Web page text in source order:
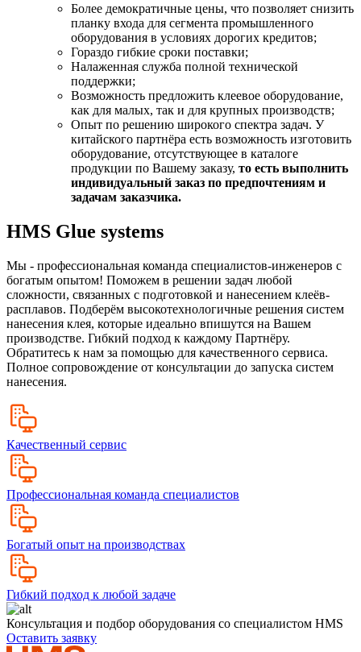
Более демократичные цены, что позволяет снизить
планку входа для сегмента промышленного
оборудования в условиях дорогих кредитов;
Гораздо гибкие сроки поставки;
Налаженная служба полной технической
поддержки;
Возможность предложить клеевое оборудование,
как для малых, так и для крупных производств;
Опыт по решению широкого спектра задач. У
китайского партнёра есть возможность изготовить
оборудование, отсутствующее в каталоге
продукции по Вашему заказу, то есть выполнить
индивидуальный заказ по предпочтениям и
задачам заказчика.
HMS Glue systems
Мы - профессиональная команда специалистов-инженеров с
богатым опытом! Поможем в решении задач любой
сложности, связанных с подготовкой и нанесением клеёв-
расплавов. Подберём высокотехнологичные решения систем
нанесения клея, которые идеально впишутся на Вашем
производстве. Гибкий подход к каждому Партнёру.
Обратитесь к нам за помощью для качественного сервиса.
Полное сопровождение от консультации до запуска систем
нанесения.
Качественный сервис
Профессиональная команда специалистов
Богатый опыт на производствах
Гибкий подход к любой задаче
Консультация и подбор оборудования со специалистом HMS
Оставить заявку